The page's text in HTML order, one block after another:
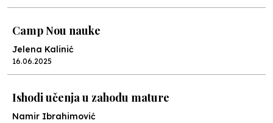
Camp Nou nauke
Jelena Kalinić
16.06.2025
Ishodi učenja u zahodu mature
Namir Ibrahimović